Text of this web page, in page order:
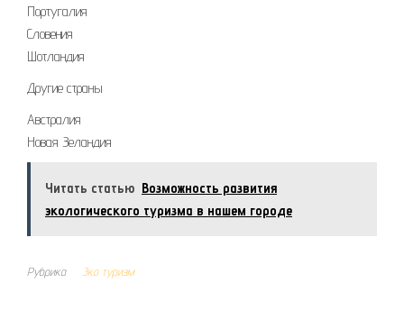
Португалия
Словения
Шотландия
Другие страны
Австралия
Новая Зеландия
Читать статью Возможность развития
экологического туризма в нашем городе
Рубрика Эко туризм